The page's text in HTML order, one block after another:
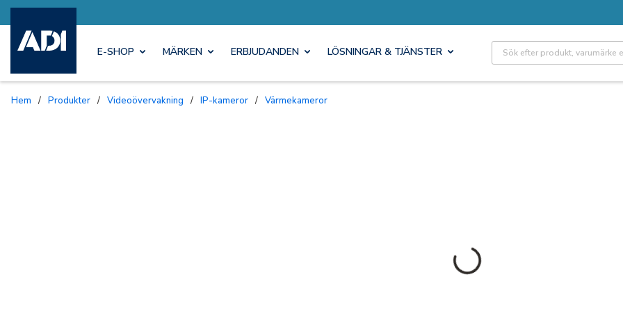
E-SHOP MÄRKEN ERBJUDANDEN LÖSNINGAR & TJÄNSTER Site Search
Hem / Produkter / Videoövervakning / IP-kameror / Värmekameror